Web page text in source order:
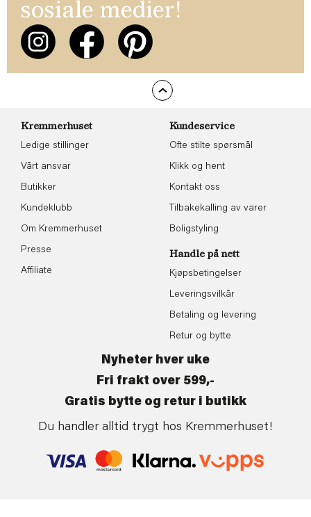
sosiale medier!
Kremmerhuset
Ledige stillinger
Vårt ansvar
Butikker
Kundeklubb
Om Kremmerhuset
Presse
Affiliate
Kundeservice
Ofte stilte spørsmål
Klikk og hent
Kontakt oss
Tilbakekalling av varer
Boligstyling
Handle på nett
Kjøpsbetingelser
Leveringsvilkår
Betaling og levering
Retur og bytte
Nyheter hver uke
Fri frakt over 599,-
Gratis bytte og retur i butikk
Du handler alltid trygt hos Kremmerhuset!